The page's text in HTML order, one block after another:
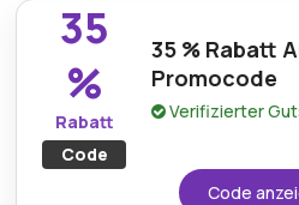
35
%
Rabatt
Code
35 % Rabatt
Promocode
Verifizierter
Code